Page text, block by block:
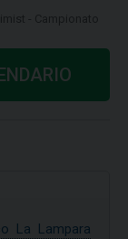
La Lampara